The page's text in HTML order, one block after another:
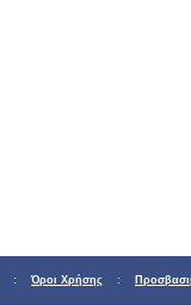
: Όροι Χρήσης :